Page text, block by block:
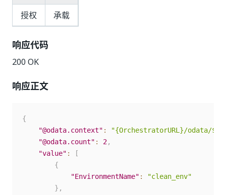
授权
承载
响应代码
200 OK
响应正文
{
"@odata.context" :
"{OrchestratorURL}/odata/
"@odata.count" : 2,
"value" :
[
{
"EnvironmentName" :
"clean_env"
} ,